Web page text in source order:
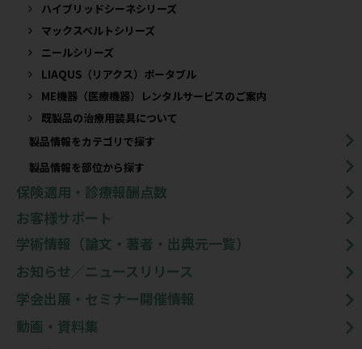
ハイブリッドシーネシリーズ
マックスベルトシリーズ
ニールシリーズ
LIAQUS（リアクス）ポータブル
ME機器（医療機器）レンタルサービスのご案内
既製品の治療用装具について​
製品情報をカテゴリで探す
製品情報を部位から探す
保険適用・診療報酬点数
お客様サポート
学術情報（論文・著者・出典元一覧）
お知らせ／ニュースリリース
学会出展・セミナー開催情報
動画・資料集